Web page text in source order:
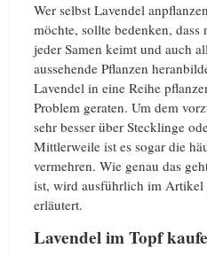
Wer selbst Lavendel anpflanzen
möchte, sollte bedenken, dass
jeder Samen keimt und auch
aussehende Pflanzen
Lavendel in eine Reihe
Problem geraten. Um dem
sehr besser über Stecklinge
Mittlerweile ist es sogar die
vermehren. Wie genau das
ist, wird ausführlich im Artikel
erläutert.
Lavendel im Topf